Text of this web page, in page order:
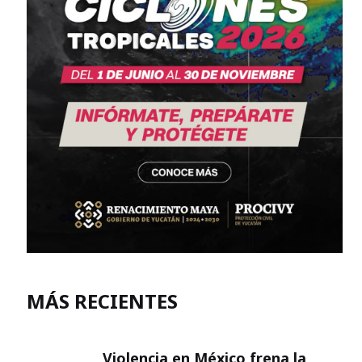
MÁS RECIENTES
Violencia en México frena la